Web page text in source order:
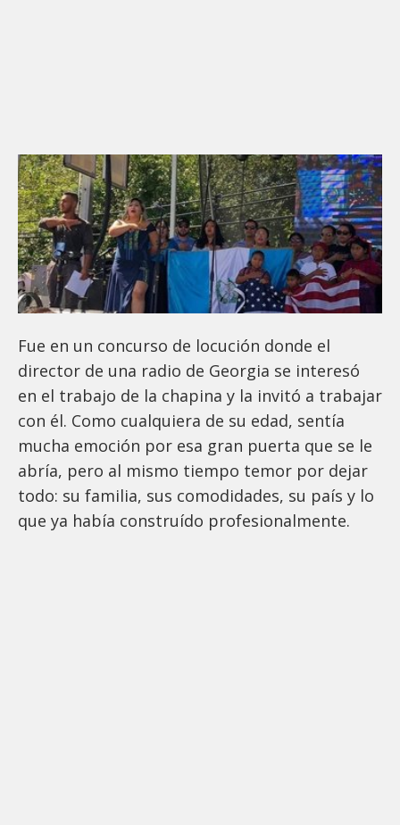
Fue en un concurso de locución donde el
director de una radio de Georgia se interesó
en el trabajo de la chapina y la invitó a trabajar
con él. Como cualquiera de su edad, sentía
mucha emoción por esa gran puerta que se le
abría, pero al mismo tiempo temor por dejar
todo: su familia, sus comodidades, su país y lo
que ya había construído profesionalmente.